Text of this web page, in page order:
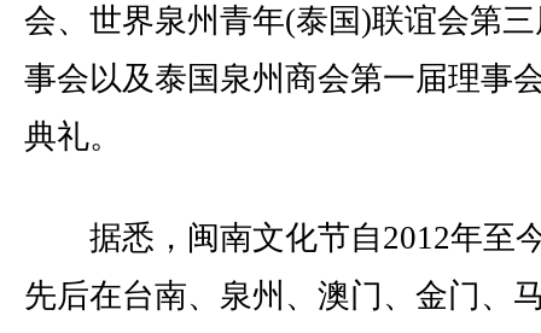
会、世界泉州青年(泰国)联谊会第
事会以及泰国泉州商会第一届理事
典礼。
据悉，闽南文化节自2012年至
先后在台南、泉州、澳门、金门、